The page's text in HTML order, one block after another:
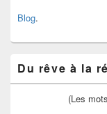
Blog.
Du rêve à la
(Les